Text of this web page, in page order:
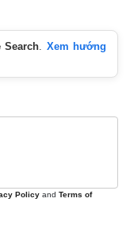
Search. Xem hướng
Policy and Terms of